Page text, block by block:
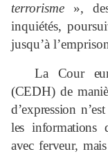
terrorisme »,
inquiétés,
jusqu’à
La Cour
(CEDH) de
d’expression
les informations
avec ferveur,